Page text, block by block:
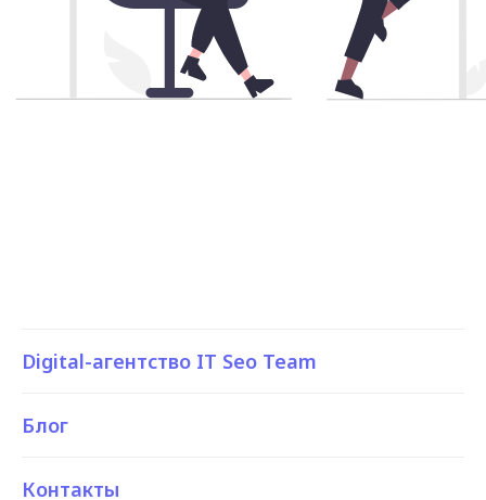
Digital-агентство IT Seo Team
Блог
Контакты